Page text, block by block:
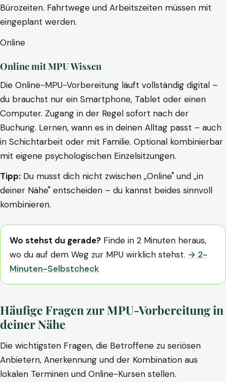
Bürozeiten. Fahrtwege und Arbeitszeiten müssen mit
eingeplant werden.
Online
Online mit MPU Wissen
Die Online-MPU-Vorbereitung läuft vollständig digital –
du brauchst nur ein Smartphone, Tablet oder einen
Computer. Zugang in der Regel sofort nach der
Buchung. Lernen, wann es in deinen Alltag passt – auch
in Schichtarbeit oder mit Familie. Optional kombinierbar
mit eigene psychologischen Einzelsitzungen.
Tipp: Du musst dich nicht zwischen „Online" und „in
deiner Nähe" entscheiden – du kannst beides sinnvoll
kombinieren.
Wo stehst du gerade? Finde in 2 Minuten heraus,
wo du auf dem Weg zur MPU wirklich stehst. → 2-
Minuten-Selbstcheck
Häufige Fragen zur MPU-Vorbereitung in
deiner Nähe
Die wichtigsten Fragen, die Betroffene zu seriösen
Anbietern, Anerkennung und der Kombination aus
lokalen Terminen und Online-Kursen stellen.